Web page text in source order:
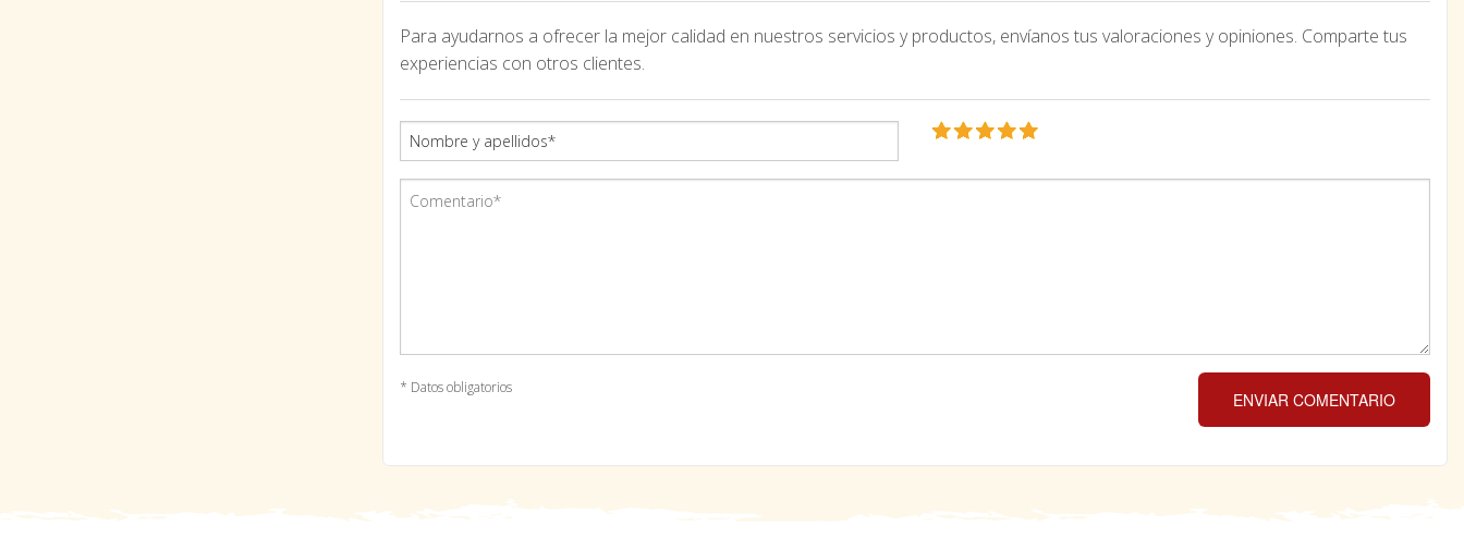
Para ayudarnos a ofrecer la mejor calidad en nuestros servicios y productos, envíanos tus valoraciones y opiniones. Comparte tus
experiencias con otros clientes.
* Datos obligatorios
ENVIAR COMENTARIO